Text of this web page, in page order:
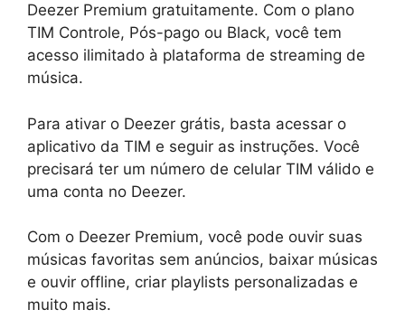
Deezer Premium gratuitamente. Com o plano
TIM Controle, Pós-pago ou Black, você tem
acesso ilimitado à plataforma de streaming de
música.
Para ativar o Deezer grátis, basta acessar o
aplicativo da TIM e seguir as instruções. Você
precisará ter um número de celular TIM válido e
uma conta no Deezer.
Com o Deezer Premium, você pode ouvir suas
músicas favoritas sem anúncios, baixar músicas
e ouvir offline, criar playlists personalizadas e
muito mais.